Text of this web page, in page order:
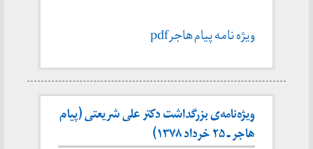
ویژه نامه پیام هاجرpdf
ویژه‌نامه‌ی بزرگداشت دکتر علی شریعتی (پیام
هاجر ـ ۲۵ خرداد ۱۳۷۸)